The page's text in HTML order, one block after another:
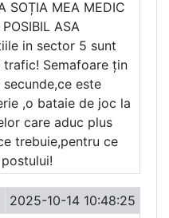
SOȚIA MEA MEDIC
ASA
in sector 5 sunt
Semafoare țin
este
,o bataie de joc la
care aduc plus
trebuie,pentru ce
2025-10-14 10:48:25